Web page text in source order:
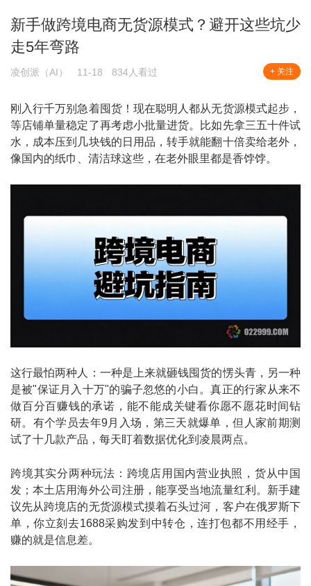
新手做跨境电商无货源模式？避开这些坑少
走5年弯路
凌创派（AI） 11-18 834人看过 + 关注
刚入行千万别急着囤货！现在聪明人都从无货源模式起步，
等店铺单量稳定了再考虑小批量进货。比如先拿三五十件试
水，成本压到几块钱的日用品，转手就能翻十倍卖给老外，
像国内的纸巾、清洁球这些，在老外眼里都是香饽饽。
这行最怕两种人：一种是上来就砸钱囤货的愣头青，另一种
是被"保证月入十万"的骗子忽悠的小白。真正的行家从来不
做百分百赚钱的承诺，能不能成关键看你愿不愿花时间钻
研。有个学员去年9月入场，第三天就爆单，但人家前期测
试了十几款产品，每天盯着数据优化到凌晨两点。
跨境其实分两种玩法：跨境店用国内营业执照，货从中国
发；本土店用海外公司注册，能享受当地流量红利。新手建
议先从跨境店的无货源模式摸着石头过河，客户在俄罗斯下
单，你立刻去1688采购发到中转仓，连打包都不用经手，
赚的就是信息差。